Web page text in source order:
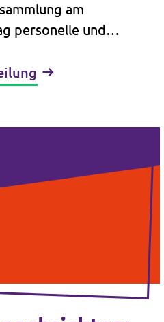
am
personelle und
Neben
stellvertretenden